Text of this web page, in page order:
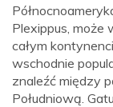
Plexippus,
całym
wschodnie
znaleźć między
Południową.